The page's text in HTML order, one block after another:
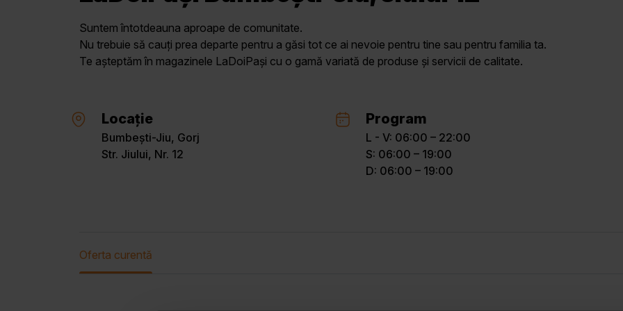
Suntem întotdeauna aproape de comunitate.
Nu trebuie să cauți prea departe pentru a găsi tot ce ai nevoie pentru tine sau pentru familia ta.
Te așteptăm în magazinele LaDoiPași cu o gamă variată de produse și servicii de calitate.
Locație
Bumbești-Jiu, Gorj
Str. Jiului, Nr. 12
Program
L - V: 06:00 – 22:00
S: 06:00 – 19:00
D: 06:00 – 19:00
Oferta curentă